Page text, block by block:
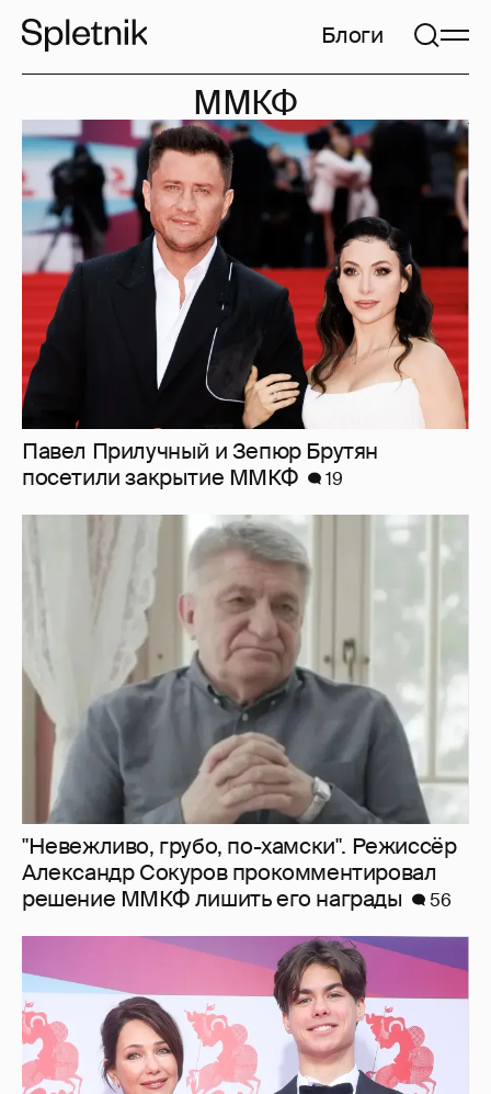
Блоги
ММКФ
Павел Прилучный и Зепюр Брутян
посетили закрытие ММКФ
19
"Невежливо, грубо, по-хамски". Режиссёр
Александр Сокуров прокомментировал
решение ММКФ лишить его награды
56